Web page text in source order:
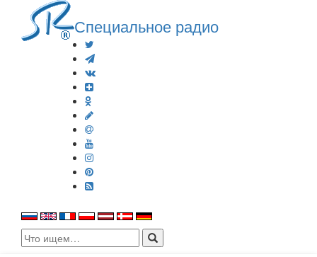
Специальное радио
Search
for: